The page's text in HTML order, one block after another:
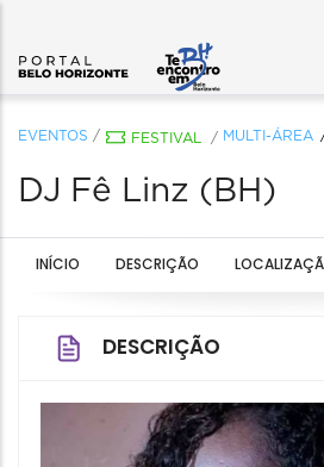
EVENTOS / FESTIVAL / MULTI-ÁREA
DJ Fê Linz (BH)
INÍCIO DESCRIÇÃO
DESCRIÇÃO